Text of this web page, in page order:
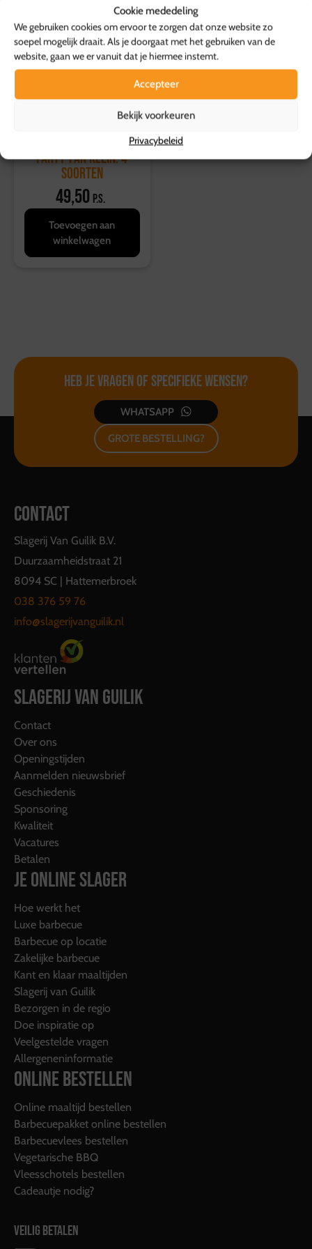
Cookie mededeling
We gebruiken cookies om ervoor te zorgen dat onze website zo
soepel mogelijk draait. Als je doorgaat met het gebruiken van de
website, gaan we er vanuit dat je hiermee instemt.
Accepteer
Bekijk voorkeuren
Privacybeleid
Party-Pan Klein: 4
soorten
49,50 p.s.
Toevoegen aan
winkelwagen
Heb je vragen ofspecifieke wensen?
WHATSAPP
GROTE BESTELLING?
CONTACT
Slagerij Van Guilik B.V.
Duurzaamheidstraat 21
8094 SC | Hattemerbroek
038 376 59 76
info@slagerijvanguilik.nl
SLAGERIJ VAN GUILIK
Contact
Over ons
Openingstijden
Aanmelden nieuwsbrief
Geschiedenis
Sponsoring
Kwaliteit
Vacatures
Betalen
JE ONLINE SLAGER
Hoe werkt het
Luxe barbecue
Barbecue op locatie
Zakelijke barbecue
Kant en klaar maaltijden
Slagerij van Guilik
Bezorgen in de regio
Doe inspiratie op
Veelgestelde vragen
Allergeneninformatie
ONLINE BESTELLEN
Online maaltijd bestellen
Barbecuepakket online bestellen
Barbecuevlees bestellen
Vegetarische BBQ
Vleesschotels bestellen
Cadeautje nodig?
VEILIG BETALEN